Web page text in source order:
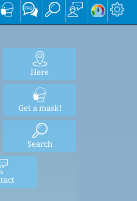
Here
Get a mask!
Search